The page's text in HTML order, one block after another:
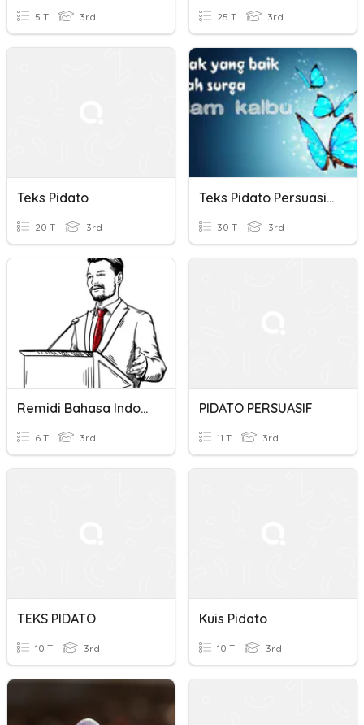
5 T 3rd 25 T 3rd
Teks Pidato
20 T 3rd
Teks Pidato Persuasif Kelas 9
30 T 3rd
Remidi Bahasa Indonesia Teks Pidato Persuasif
6 T 3rd
PIDATO PERSUASIF
11 T 3rd
TEKS PIDATO
10 T 3rd
Kuis Pidato
10 T 3rd